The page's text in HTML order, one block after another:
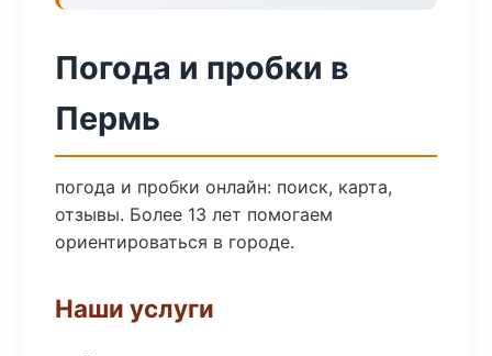
Погода и пробки в
Пермь
погода и пробки онлайн: поиск, карта,
отзывы. Более 13 лет помогаем
ориентироваться в городе.
Наши услуги